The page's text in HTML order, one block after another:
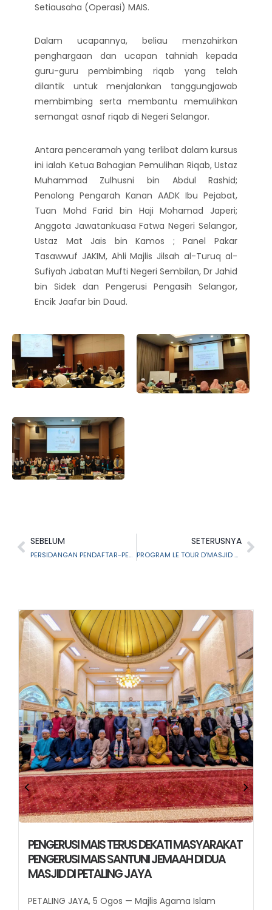
Setiausaha (Operasi) MAIS.
Dalam ucapannya, beliau menzahirkan
penghargaan dan ucapan tahniah kepada
guru-guru pembimbing riqab yang telah
dilantik untuk menjalankan tanggungjawab
membimbing serta membantu memulihkan
semangat asnaf riqab di Negeri Selangor.
Antara penceramah yang terlibat dalam kursus
ini ialah Ketua Bahagian Pemulihan Riqab, Ustaz
Muhammad Zulhusni bin Abdul Rashid;
Penolong Pengarah Kanan AADK Ibu Pejabat,
Tuan Mohd Farid bin Haji Mohamad Japeri;
Anggota Jawatankuasa Fatwa Negeri Selangor,
Ustaz Mat Jais bin Kamos ; Panel Pakar
Tasawwuf JAKIM, Ahli Majlis Jilsah al-Turuq al-
Sufiyah Jabatan Mufti Negeri Sembilan, Dr Jahid
bin Sidek dan Pengerusi Pengasih Selangor,
Encik Jaafar bin Daud.
SEBELUM
PERSIDANGAN PENDAFTAR-PENDAFTAR MUALLAF DAN PUSAT PENGURUSAN PENGISLAMAN (PPP) MAIS
SETERUSNYA
PROGRAM LE TOUR D’MASJID – MASJID NURUL IMAN, SERENDAH , HULU SELANGOR
TERUS DEKATI MASYARAKAT
SANTUNI JEMAAH DI DUA
JAYA
Ogos — Majlis Agama Islam
TERUS DEKATI
Santuni Jemaah
Jaya
SHAH ALAM, 30
(MAIS)...